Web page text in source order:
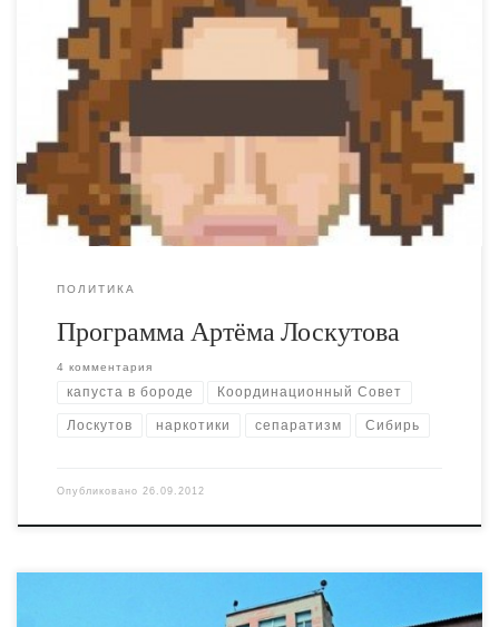
Отличная предвыборная программа у товарища
Лоскутова, готов подписаться под каждым пунктом.
Один из кандидатов, которых я готов безусловно
поддержать. Первоначально я
планировал баллотироваться от курии националистов.
ПОЛИТИКА
Программа Артёма Лоскутова
4 комментария
капуста в бороде Координационный Совет
Лоскутов наркотики сепаратизм Сибирь
Опубликовано 26.09.2012